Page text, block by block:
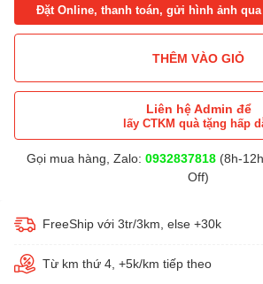
Đặt Online, thanh toán, gửi hình ảnh qua
THÊM VÀO GIỎ
Liên hệ Admin để
lấy CTKM quà tặng hấp
Gọi mua hàng, Zalo: 0932837818(8h-
Off)
FreeShip với 3tr/3km, else +30k
Từ km thứ 4, +5k/km tiếp theo